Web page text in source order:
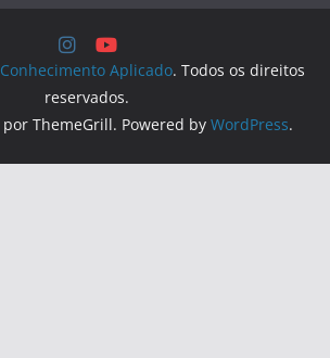
Conhecimento Aplicado. Todos os direitos
reservados.
por ThemeGrill. Powered by WordPress.